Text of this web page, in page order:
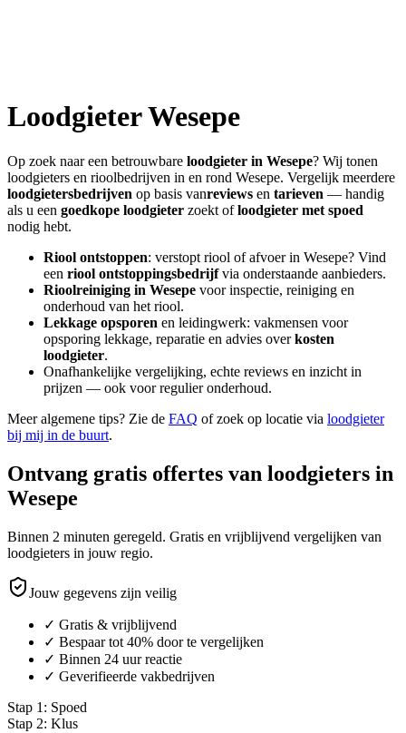
LoodgieterWesepe
Op zoek naar een betrouwbare loodgieter in Wesepe? Wij tonen
loodgieters en rioolbedrijven in en rond Wesepe. Vergelijk meerdere
loodgietersbedrijven op basis vanreviews en tarieven — handig
als u een goedkope loodgieter zoekt ofloodgieter met spoed
nodig hebt.
Riool ontstoppen: verstopt riool of afvoer in Wesepe? Vind
een riool ontstoppingsbedrijfvia onderstaande aanbieders.
Rioolreiniging in Wesepe voor inspectie, reiniging en
onderhoud van het riool.
Lekkage opsporen en leidingwerk: vakmensen voor
opsporing lekkage, reparatie en advies overkosten
loodgieter.
Onafhankelijke vergelijking, echte reviews en inzicht in
prijzen — ook voor regulier onderhoud.
Meer algemene tips? Zie de FAQ of zoek op locatie via loodgieter
bij mij in de buurt.
Ontvang gratis offertes van loodgieters in
Wesepe
Binnen 2 minuten geregeld. Gratis en vrijblijvend vergelijken van
loodgieters in jouw regio.
Jouw gegevens zijn veilig
✓ Gratis & vrijblijvend
✓ Bespaar tot 40% door te vergelijken
✓ Binnen 24 uur reactie
✓ Geverifieerde vakbedrijven
Stap 1 : Spoed
Stap 2: Klus